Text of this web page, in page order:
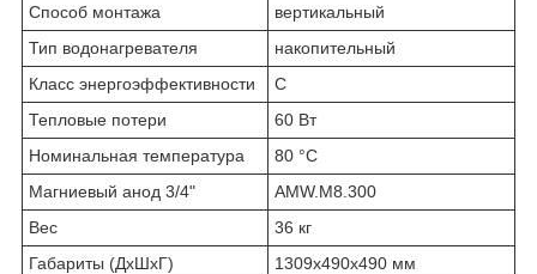
Способ монтажа
вертикальный
Тип водонагревателя
накопительный
Класс энергоэффективности
C
Тепловые потери
60 Вт
Номинальная температура
80 °C
Магниевый анод 3/4"
AMW.M8.300
Вес
36 кг
Габариты (ДхШхГ)
1309х490х490 мм